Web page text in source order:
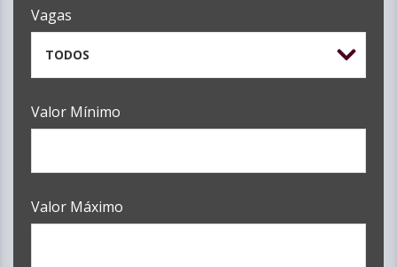
Vagas
TODOS
Valor Mínimo
Valor Máximo